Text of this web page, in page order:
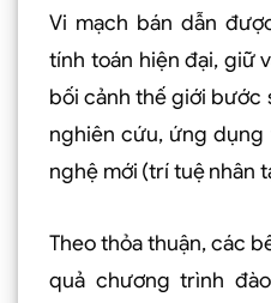
Vi mạch bán dẫn
tính toán hiện đại, giữ
bối cảnh thế giới bước
nghiên cứu, ứng
nghệ mới (trí tuệ nhân
Theo thỏa thuận, các
quả chương trình